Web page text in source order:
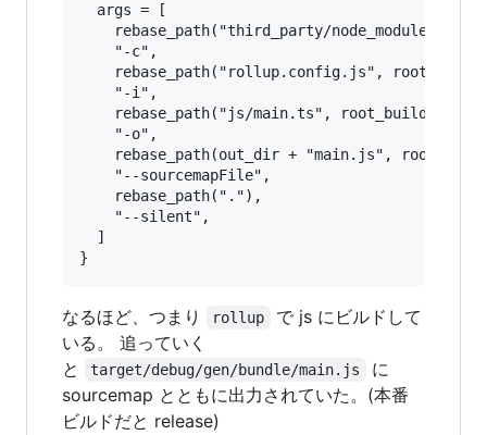
  args = [
rebase_path("third_party/node_modules/
    "-c",
rebase_path("rollup.config.js",
    "-i",
    rebase_path("js/main.ts", root_build_dir),
    "-o",
rebase_path(out_dir + "main.js",
    "--sourcemapFile",
    rebase_path("."),
    "--silent",
  ]
なるほど、つまり rollup
で js にビルドして
いる。 追っていく
と
target/debug/gen/bundle/main.js
に
sourcemap とともに出力されていた。(本番
ビルドだと release)